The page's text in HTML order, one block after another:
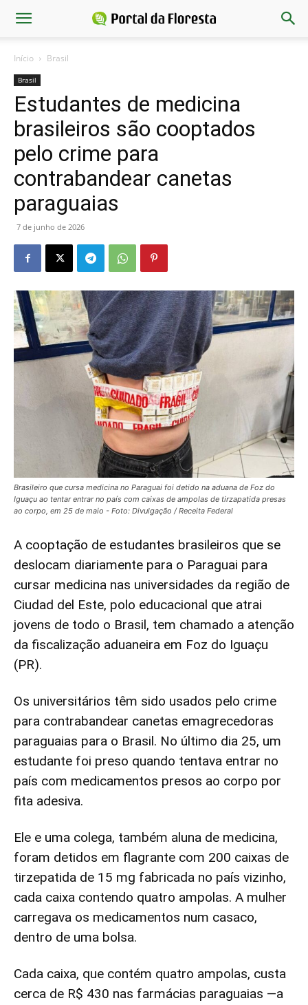
Início Brasil
Brasil
Estudantes de medicina
brasileiros são cooptados
pelo crime para
contrabandear canetas
paraguaias
7 de junho de 2026
Brasileiro que cursa medicina no Paraguai foi detido na aduana de Foz do
Iguaçu ao tentar entrar no país com caixas de ampolas de tirzapatida presas
ao corpo, em 25 de maio - Foto: Divulgação / Receita Federal
A cooptação de estudantes brasileiros que se
deslocam diariamente para o Paraguai para
cursar medicina nas universidades da região de
Ciudad del Este, polo educacional que atrai
jovens de todo o Brasil, tem chamado a atenção
da fiscalização aduaneira em Foz do Iguaçu
(PR).
Os universitários têm sido usados pelo crime
para contrabandear canetas emagrecedoras
paraguaias para o Brasil. No último dia 25, um
estudante foi preso quando tentava entrar no
país com medicamentos presos ao corpo por
fita adesiva.
Ele e uma colega, também aluna de medicina,
foram detidos em flagrante com 200 caixas de
tirzepatida de 15 mg fabricada no país vizinho,
cada caixa contendo quatro ampolas. A mulher
carregava os medicamentos num casaco,
dentro de uma bolsa.
Cada caixa, que contém quatro ampolas, custa
cerca de R$ 430 nas farmácias paraguaias —a